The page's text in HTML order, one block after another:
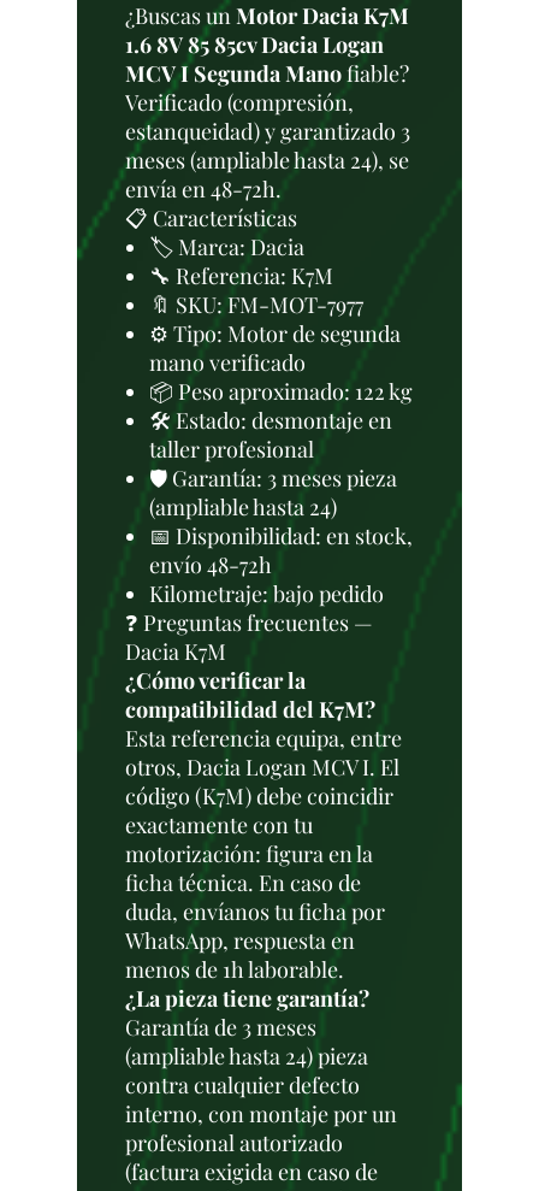
¿Buscas unMotor Dacia K7M
1.6 8V 85 85cv Dacia Logan
MCV I Segunda Manofiable?
Verificado (compresión,
estanqueidad) y garantizado 3
meses (ampliable hasta 24), se
envía en 48-72h.
📋 Características
🏷️ Marca: Dacia
🔧 Referencia: K7M
🔖 SKU: FM-MOT-7977
⚙️ Tipo: Motor de segunda
mano verificado
📦 Peso aproximado: 122 kg
🛠 Estado: desmontaje en
taller profesional
🛡️ Garantía: 3 meses pieza
(ampliable hasta 24)
📅 Disponibilidad: en stock,
envío 48-72h
Kilometraje: bajo pedido
❓ Preguntas frecuentes —
Dacia K7M
¿Cómo verificar la
compatibilidad del K7M?
Esta referencia equipa, entre
otros, Dacia Logan MCV I. El
código (K7M) debe coincidir
exactamente con tu
motorización: figura en la
ficha técnica. En caso de
duda, envíanos tu ficha por
WhatsApp, respuesta en
menos de 1h laborable.
¿La pieza tiene garantía?
Garantía de 3 meses
(ampliable hasta 24) pieza
contra cualquier defecto
interno, con montaje por un
profesional autorizado
(factura exigida en caso de